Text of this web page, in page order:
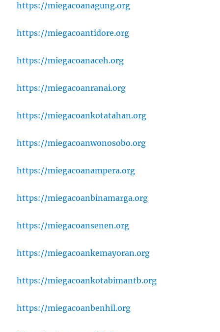
https://miegacoanagung.org
https://miegacoantidore.org
https://miegacoanaceh.org
https://miegacoanranai.org
https://miegacoankotatahan.org
https://miegacoanwonosobo.org
https://miegacoanampera.org
https://miegacoanbinamarga.org
https://miegacoansenen.org
https://miegacoankemayoran.org
https://miegacoankotabimantb.org
https://miegacoanbenhil.org